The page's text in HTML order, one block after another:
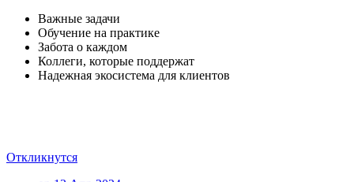
Важные задачи
Обучение на практике
Забота о каждом
Коллеги, которые поддержат
Надежная экосистема для клиентов
Откликнутся